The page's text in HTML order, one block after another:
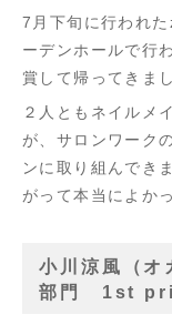
7月下旬に行われ
ーデンホールで行
賞して帰ってきま
２人ともネイルメ
が、サロンワーク
ンに取り組んでき
がって本当によか
小川涼風（
部門 1st